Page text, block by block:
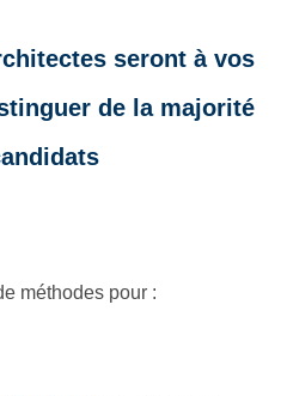
seront à vos
de la majorité
méthodes pour :